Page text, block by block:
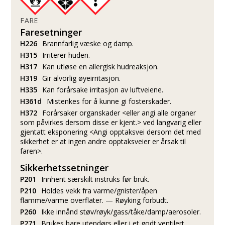
FARE
Faresetninger
H226 Brannfarlig væske og damp.
H315 Irriterer huden.
H317 Kan utløse en allergisk hudreaksjon.
H319 Gir alvorlig øyeirritasjon.
H335 Kan forårsake irritasjon av luftveiene.
H361d
Mistenkes for å kunne gi fosterskader.
H372 Forårsaker organskader <eller angi alle organer
som påvirkes dersom disse er kjent.> ved langvarig eller
gjentatt eksponering <Angi opptaksvei dersom det med
sikkerhet er at ingen andre opptaksveier er årsak til
faren>.
Sikkerhetssetninger
P201
Innhent særskilt instruks før bruk.
P210 Holdes vekk fra varme/gnister/åpen
flamme/varme overflater. — Røyking forbudt.
P260 Ikke innånd støv/røyk/gass/tåke/damp/aerosoler.
P271
Brukes bare utendørs eller i et godt ventilert